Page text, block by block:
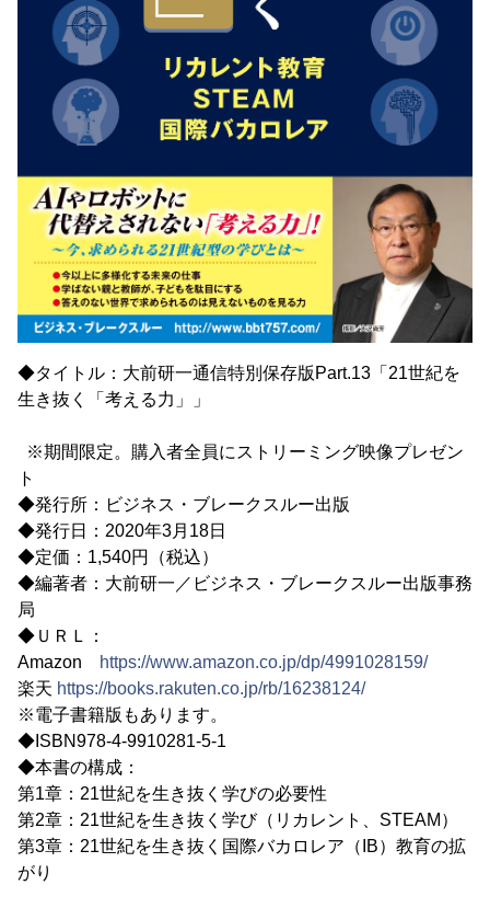
◆タイトル：大前研一通信特別保存版Part.13「21世紀を
生き抜く「考える力」」
※期間限定。購入者全員にストリーミング映像プレゼン
ト
◆発行所：ビジネス・ブレークスルー出版
◆発行日：2020年3月18日
◆定価：1,540円（税込）
◆編著者：大前研一／ビジネス・ブレークスルー出版事務
局
◆ＵＲＬ：
Amazon
https://www.amazon.co.jp/dp/4991028159/
楽天 https://books.rakuten.co.jp/rb/16238124/
※電子書籍版もあります。
◆ISBN978-4-9910281-5-1
◆本書の構成：
第1章：21世紀を生き抜く学びの必要性
第2章：21世紀を生き抜く学び（リカレント、STEAM）
第3章：21世紀を生き抜く国際バカロレア（IB）教育の拡
がり